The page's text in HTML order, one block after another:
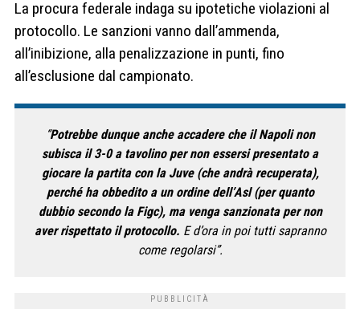
La procura federale indaga su ipotetiche violazioni al
protocollo. Le sanzioni vanno dall’ammenda,
all’inibizione, alla penalizzazione in punti, fino
all’esclusione dal campionato.
“Potrebbe dunque anche accadere che il Napoli non
subisca il 3-0 a tavolino per non essersi presentato a
giocare la partita con la Juve (che andrà recuperata),
perché ha obbedito a un ordine dell’Asl (per quanto
dubbio secondo la Figc), ma venga sanzionata per non
aver rispettato il protocollo. E d’ora in poi tutti sapranno
come regolarsi”.